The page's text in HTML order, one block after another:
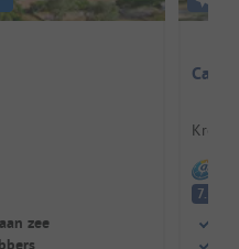
zee
7.1